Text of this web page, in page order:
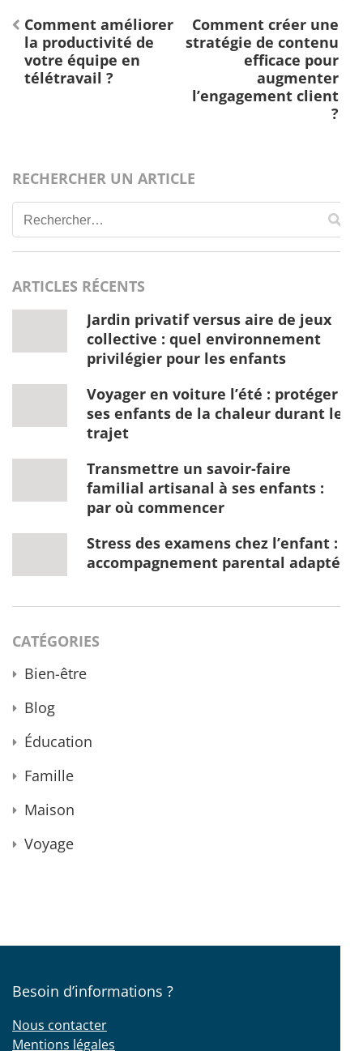
Navigation
de
l’article
Comment améliorer
la productivité de
votre équipe en
télétravail ?
Comment créer une
stratégie de contenu
efficace pour
augmenter
l’engagement client
?
RECHERCHER UN ARTICLE
Rechercher :
ARTICLES RÉCENTS
Jardin privatif versus aire de jeux
collective : quel environnement
privilégier pour les enfants
Voyager en voiture l’été : protéger
ses enfants de la chaleur durant le
trajet
Transmettre un savoir-faire
familial artisanal à ses enfants :
par où commencer
Stress des examens chez l’enfant :
accompagnement parental adapté
CATÉGORIES
Bien-être
Blog
Éducation
Famille
Maison
Voyage
Besoin d’informations ?
Nous contacter
Mentions légales